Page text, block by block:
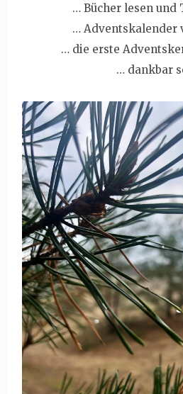
… Bücher lesen und
… Adventskalender
… die erste
… dankbar